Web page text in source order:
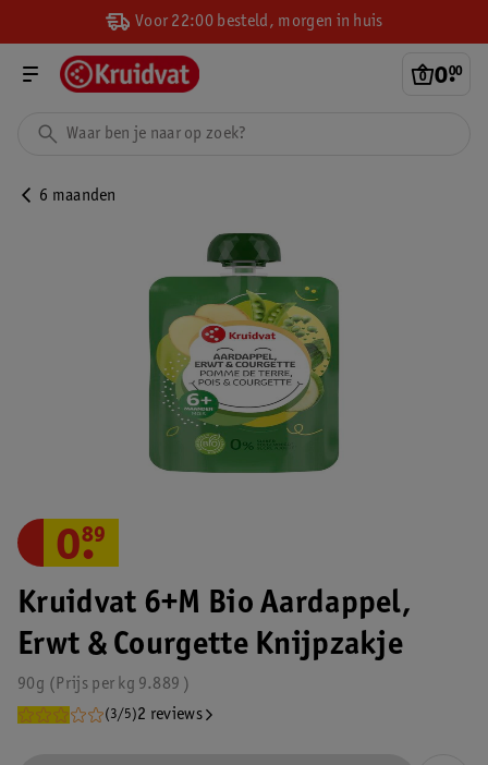
Voor 22:00 besteld, morgen in huis
0.
00
6 maanden
Kruidvat 6+M Bio Aardappel,
Erwt & Courgette Knijpzakje
90g 9.889
Prijs per kg
(3/5)2 reviews
0.
89